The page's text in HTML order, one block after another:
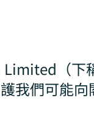
（下
我們可能